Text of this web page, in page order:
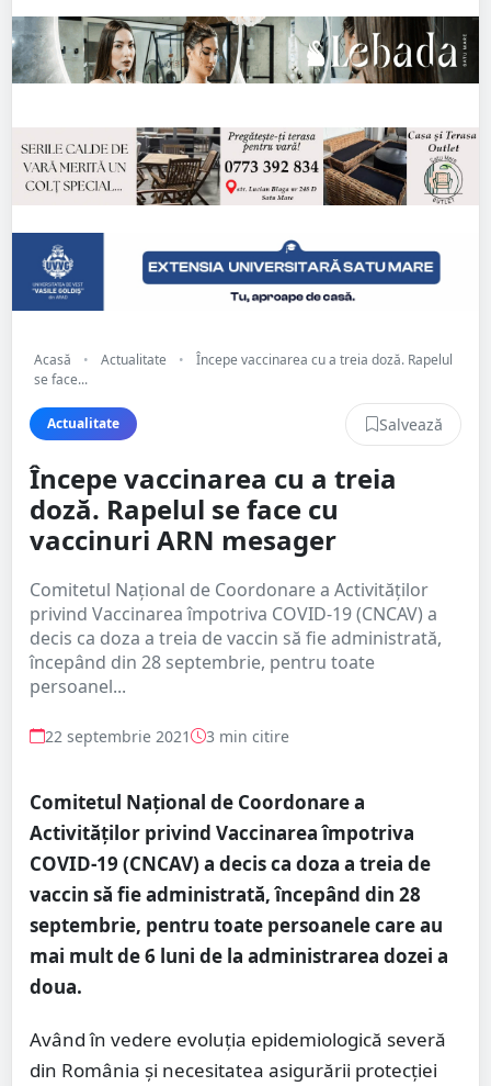
Acasă • Actualitate •
Începe vaccinarea cu a treia doză. Rapelul
se face...
Actualitate Salvează
Începe vaccinarea cu a treia
doză. Rapelul se face cu
vaccinuri ARN mesager
Comitetul Naţional de Coordonare a Activităţilor
privind Vaccinarea împotriva COVID-19 (CNCAV) a
decis ca doza a treia de vaccin să fie administrată,
începând din 28 septembrie, pentru toate
persoanel...
22 septembrie 2021 3 min citire
Comitetul Naţional de Coordonare a
Activităţilor privind Vaccinarea împotriva
COVID-19 (CNCAV) a decis ca doza a treia de
vaccin să fie administrată, începând din 28
septembrie, pentru toate persoanele care au
mai mult de 6 luni de la administrarea dozei a
doua.
Având în vedere evoluția epidemiologică severă
din România și necesitatea asigurării protecției